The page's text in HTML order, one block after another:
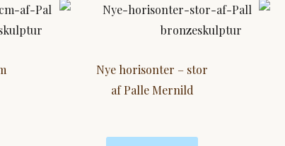
Nye horisonter – stor
af Palle Mernild